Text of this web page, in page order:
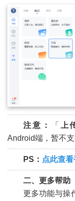
注意： 「 上
Android端，暂不支
PS： 点此查
二、更多帮助
更多功能与操